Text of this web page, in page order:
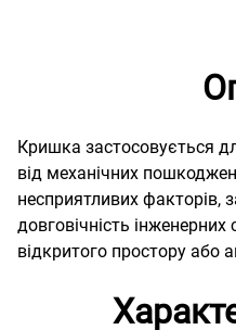
Кришка застосовується
від механічних
несприятливих факторів,
довговічність
відкритого простору або